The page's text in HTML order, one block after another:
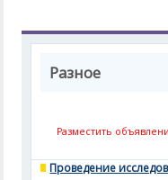
Разное
Разместить
Проведение